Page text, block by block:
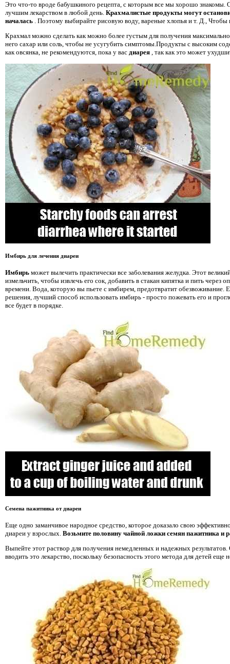
Это что-то вроде бабушкиного рецепта, с которым все мы хорошо знакомы.
лучшим лекарством в любой день. Крахмалистые продукты могут
началась . Поэтому выбирайте рисовую воду, вареные хлопья и т. Д., Чтобы
Крахмал можно сделать как можно более густым для получения
него сахар или соль, чтобы не усугубить симптомы.Продукты с высоким
как овсянка, не рекомендуются, пока у вас диарея , так как это может
Имбирь для лечения диареи
Имбирь может вылечить практически все заболевания желудка. Этот
измельчить, чтобы извлечь его сок, добавить в стакан кипятка и пить через
времени. Вода, которую вы пьете с имбирем, предотвратит обезвоживание.
решения, лучший способ использовать имбирь - просто пожевать его и
все будет в порядке.
Семена пажитника от диареи
Еще одно заманчивое народное средство, которое доказало свою
диареи у взрослых. Возьмите половину чайной ложки семян пажитника и
Выпейте этот раствор для получения немедленных и надежных
вводить это лекарство, поскольку безопасность этого метода для детей еще